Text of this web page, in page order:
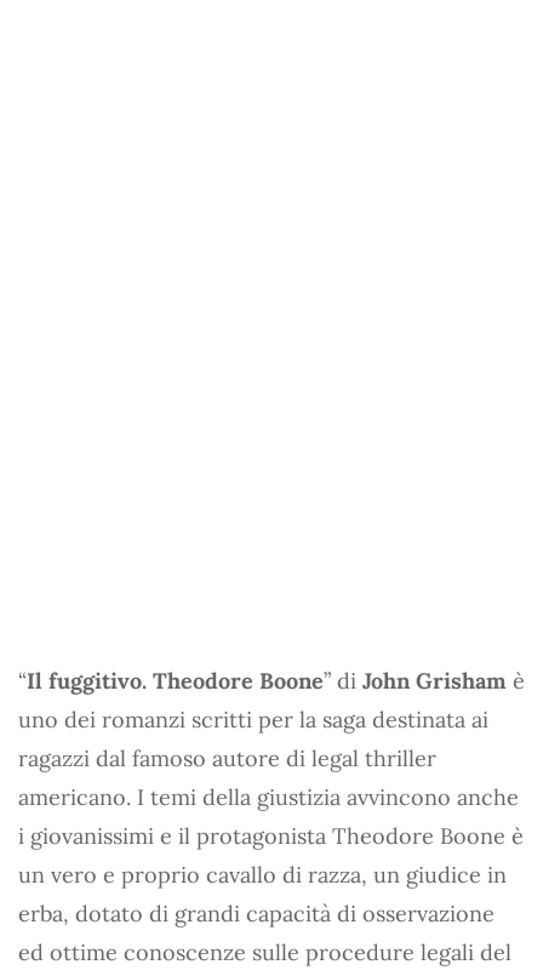
“Il fuggitivo. Theodore Boone” di John Grisham è
uno dei romanzi scritti per la saga destinata ai
ragazzi dal famoso autore di legal thriller
americano. I temi della giustizia avvincono anche
i giovanissimi e il protagonista Theodore Boone è
un vero e proprio cavallo di razza, un giudice in
erba, dotato di grandi capacità di osservazione
ed ottime conoscenze sulle procedure legali del